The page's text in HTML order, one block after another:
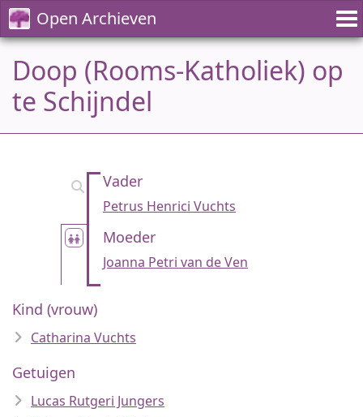
Open Archieven
Doop (Rooms-Katholiek) op
te Schijndel
Vader
Petrus Henrici Vuchts
Moeder
Joanna Petri van de Ven
Kind (vrouw)
Catharina Vuchts
Getuigen
Lucas Rutgeri Jungers